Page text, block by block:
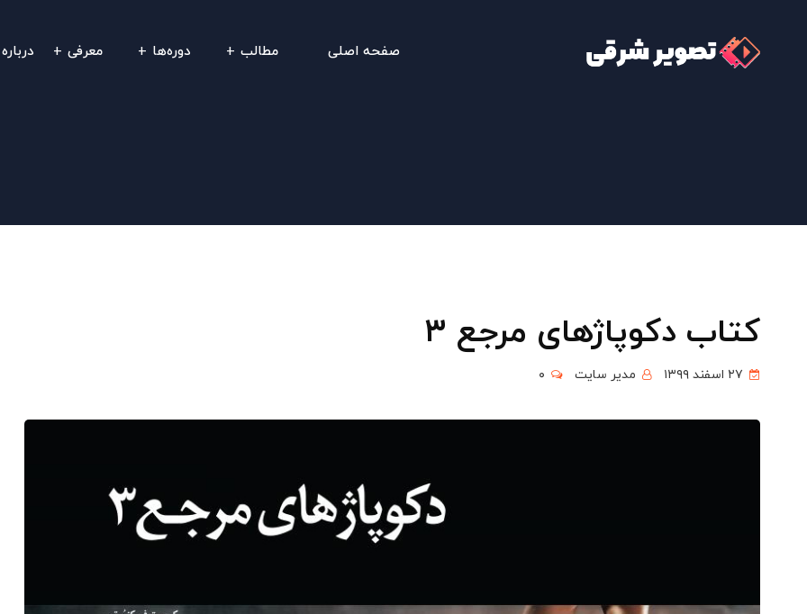
صفحه اصلی مطالب دوره‌ها معرفی
کتاب دکوپاژهای مرجع ۳
۲۷ اسفند ۱۳۹۹ مدیر سایت